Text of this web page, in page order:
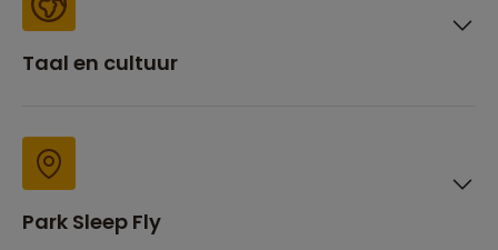
Taal en cultuur
Park Sleep Fly